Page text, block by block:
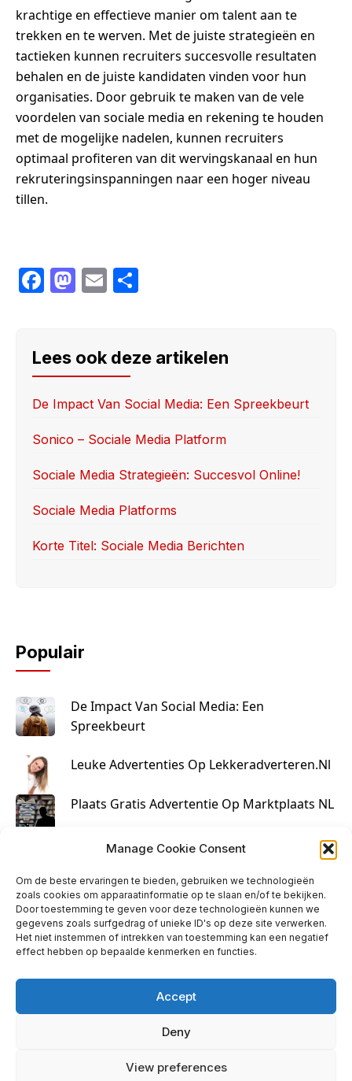
Manage Cookie Consent
Om de beste ervaringen te bieden, gebruiken we technologieën
zoals cookies om apparaatinformatie op te slaan en/of te bekijken.
Door toestemming te geven voor deze technologieën kunnen we
gegevens zoals surfgedrag of unieke ID's op deze site verwerken.
Het niet instemmen of intrekken van toestemming kan een negatief
effect hebben op bepaalde kenmerken en functies.
Accept
Deny
View preferences
krachtige en effectieve manier om talent aan te
trekken en te werven. Met de juiste strategieën en
tactieken kunnen recruiters succesvolle resultaten
behalen en de juiste kandidaten vinden voor hun
organisaties. Door gebruik te maken van de vele
voordelen van sociale media en rekening te houden
met de mogelijke nadelen, kunnen recruiters
optimaal profiteren van dit wervingskanaal en hun
rekruteringsinspanningen naar een hoger niveau
tillen.
F
e
b
o
o
M
o
d
o
n
E
e
Lees ook deze artikelen
De Impact Van Social Media: Een Spreekbeurt
Sonico – Sociale Media Platform
Sociale Media Strategieën: Succesvol Online!
Sociale Media Platforms
Korte Titel: Sociale Media Berichten
Populair
De Impact Van Social Media: Een
Spreekbeurt
Leuke Advertenties Op Lekkeradverteren.nl
Plaats Gratis Advertentie Op Marktplaats NL
Kruisbestuiving Voor Succesvolle Marketing
Contact